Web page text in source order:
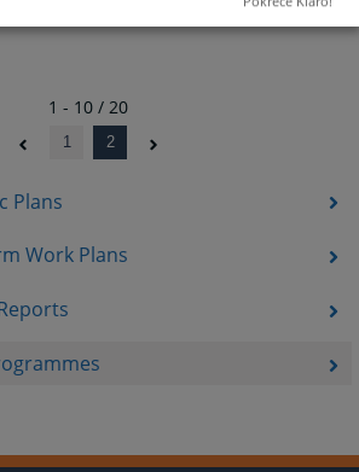
Plans
Work Plans
1 - 10 / 20
1 2